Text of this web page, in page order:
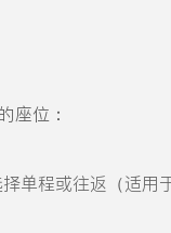
座位：
单程或往返（适用